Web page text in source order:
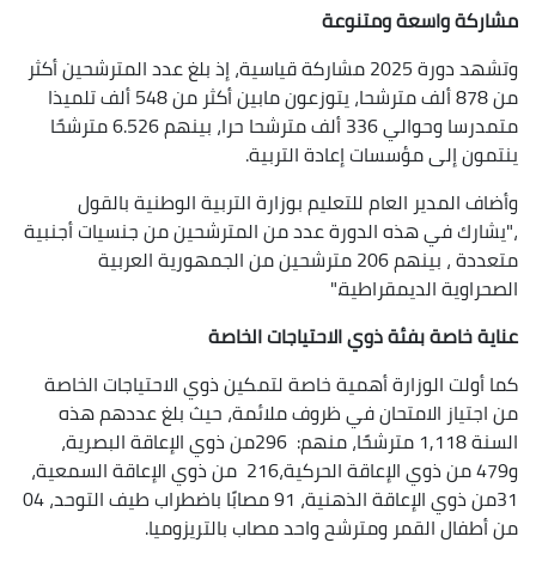
مشاركة واسعة ومتنوعة
وتشهد دورة 2025 مشاركة قياسية، إذ بلغ عدد المترشحين أكثر
من 878 ألف مترشحا، يتوزعون مابين أكثر من 548 ألف تلميذا
متمدرسا وحوالي 336 ألف مترشحا حرا، بينهم 6.526 مترشحًا
ينتمون إلى مؤسسات إعادة التربية.
وأضاف المدير العام للتعليم بوزارة التربية الوطنية بالقول
،"يشارك في هذه الدورة عدد من المترشحين من جنسيات أجنبية
متعددة ، بينهم 206 مترشحين من الجمهورية العربية
الصحراوية الديمقراطية."
عناية خاصة بفئة ذوي الاحتياجات الخاصة
كما أولت الوزارة أهمية خاصة لتمكين ذوي الاحتياجات الخاصة
من اجتياز الامتحان في ظروف ملائمة، حيث بلغ عددهم هذه
السنة 1,118 مترشحًا، منهم: 296من ذوي الإعاقة البصرية،
و479 من ذوي الإعاقة الحركية،216 من ذوي الإعاقة السمعية،
31من ذوي الإعاقة الذهنية، 91 مصابًا باضطراب طيف التوحد، 04
من أطفال القمر ومترشح واحد مصاب بالتريزوميا.